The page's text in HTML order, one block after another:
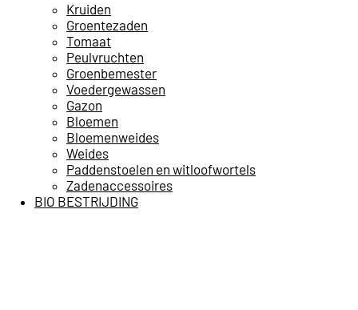
Kruiden
Groentezaden
Tomaat
Peulvruchten
Groenbemester
Voedergewassen
Gazon
Bloemen
Bloemenweides
Weides
Paddenstoelen en witloofwortels
Zadenaccessoires
BIO BESTRIJDING